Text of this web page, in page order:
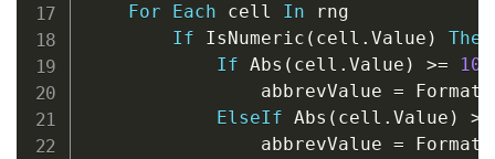
For Each cell In rng
If IsNumeric ( cell . Value )
Then
If Abs ( cell . Value ) >=
                abbrevValue
= Format
ElseIf Abs ( cell . Value ) >
                abbrevValue
= Format